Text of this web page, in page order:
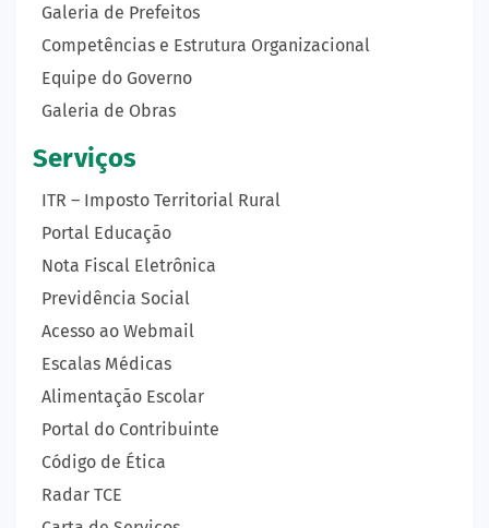
Galeria de Prefeitos
Competências e Estrutura Organizacional
Equipe do Governo
Galeria de Obras
Serviços
ITR – Imposto Territorial Rural
Portal Educação
Nota Fiscal Eletrônica
Previdência Social
Acesso ao Webmail
Escalas Médicas
Alimentação Escolar
Portal do Contribuinte
Código de Ética
Radar TCE